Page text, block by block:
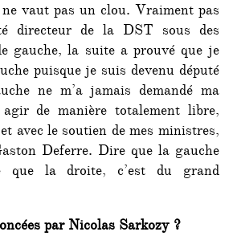
vaut pas un clou. Vraiment pas
directeur de la DST sous des
gauche, la suite a prouvé que je
puisque je suis devenu député
ne m’a jamais demandé ma
de manière totalement libre,
avec le soutien de mes ministres,
Deferre. Dire que la gauche
que la droite, c’est du grand
par Nicolas Sarkozy ?